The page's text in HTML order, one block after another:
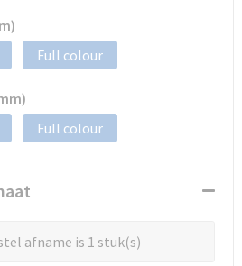
Full colour
Full colour
afname is 1 stuk(s)